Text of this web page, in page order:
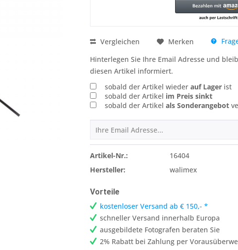
Vergleichen Merken
Hinterlegen Sie Ihre Email Adresse und
diesen Artikel informiert.
sobald der Artikel wieder auf Lagerist
sobald der Artikel im Preis sinkt
sobald der Artikel als Sonderangebot
Artikel-Nr.:
16404
Hersteller:
walimex
Vorteile
kostenloser Versand ab € 150,- *
schneller Versand innerhalb Europa
ausgebildete Fotografen beraten Sie
2% Rabatt bei Zahlung per